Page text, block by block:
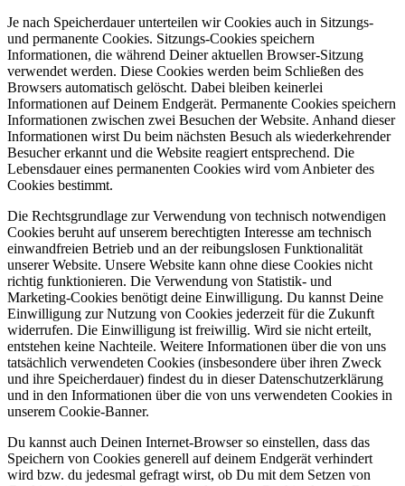
Je nach Speicherdauer unterteilen wir Cookies auch in Sitzungs-
und permanente Cookies. Sitzungs-Cookies speichern
Informationen, die während Deiner aktuellen Browser-Sitzung
verwendet werden. Diese Cookies werden beim Schließen des
Browsers automatisch gelöscht. Dabei bleiben keinerlei
Informationen auf Deinem Endgerät. Permanente Cookies speichern
Informationen zwischen zwei Besuchen der Website. Anhand dieser
Informationen wirst Du beim nächsten Besuch als wiederkehrender
Besucher erkannt und die Website reagiert entsprechend. Die
Lebensdauer eines permanenten Cookies wird vom Anbieter des
Cookies bestimmt.
Die Rechtsgrundlage zur Verwendung von technisch notwendigen
Cookies beruht auf unserem berechtigten Interesse am technisch
einwandfreien Betrieb und an der reibungslosen Funktionalität
unserer Website. Unsere Website kann ohne diese Cookies nicht
richtig funktionieren. Die Verwendung von Statistik- und
Marketing-Cookies benötigt deine Einwilligung. Du kannst Deine
Einwilligung zur Nutzung von Cookies jederzeit für die Zukunft
widerrufen. Die Einwilligung ist freiwillig. Wird sie nicht erteilt,
entstehen keine Nachteile. Weitere Informationen über die von uns
tatsächlich verwendeten Cookies (insbesondere über ihren Zweck
und ihre Speicherdauer) findest du in dieser Datenschutzerklärung
und in den Informationen über die von uns verwendeten Cookies in
unserem Cookie-Banner.
Du kannst auch Deinen Internet-Browser so einstellen, dass das
Speichern von Cookies generell auf deinem Endgerät verhindert
wird bzw. du jedesmal gefragt wirst, ob Du mit dem Setzen von